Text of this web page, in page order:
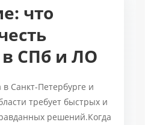
что
в СПб и ЛО
в Санкт-Петербурге и
требует быстрых и
решений.Когда